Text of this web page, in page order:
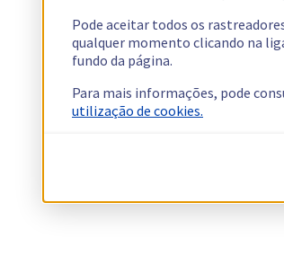
Pode aceitar todos os
qualquer momento clicando na
fundo da página.
Para mais informações, pode
utilização de cookies.